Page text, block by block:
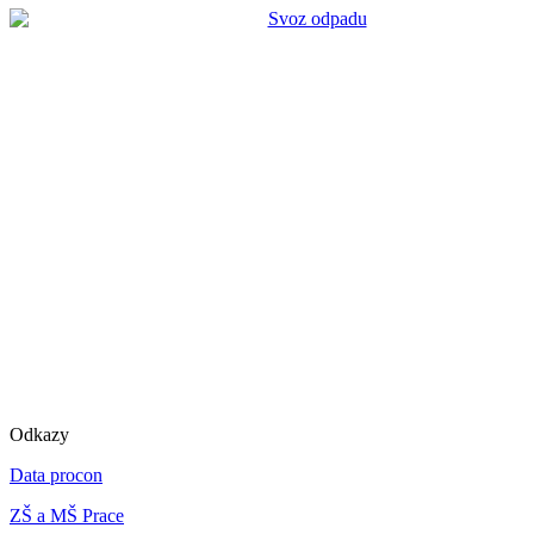
Odkazy
Data procon
ZŠ a MŠ Prace